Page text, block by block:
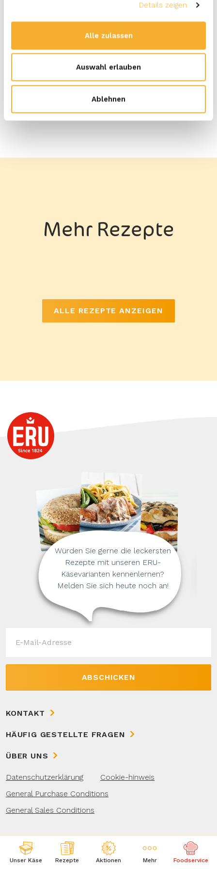
Details zeigen
Alle zulassen
Auswahl erlauben
Ablehnen
Unser Käse Rezepte Aktionen Mehr Foodservice
Mehr Rezepte
ALLE REZEPTE ANZEIGEN
KONTAKT
HÄUFIG GESTELLTE FRAGEN
ÜBER UNS
Datenschutzerklärung
Cookie-hinweis
General Purchase Conditions
General Sales Conditions
Würden Sie gerne die leckersten
Rezepte mit unseren ERU-
Käsevarianten kennenlernen?
Melden Sie sich heute noch an!
ABSCHICKEN